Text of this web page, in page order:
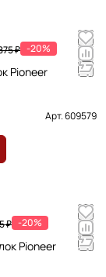
₽ -20%
Pioneer
Арт.609579
₽ -20%
Pioneer